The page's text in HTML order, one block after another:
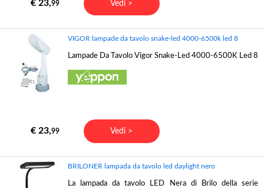
€ 23,99 Vedi >
VIGOR lampade da tavolo snake-led 4000-6500k led 8
Lampade Da Tavolo Vigor Snake-Led 4000-6500K Led 8
€ 23,99 Vedi >
BRILONER lampada da tavolo led daylight nero
La lampada da tavolo LED Nera di Brilo della serie